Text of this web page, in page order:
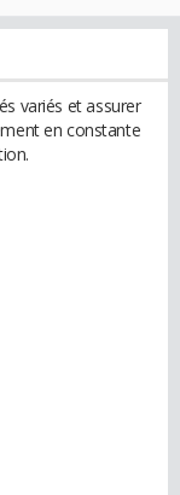
variés et assurer
en constante